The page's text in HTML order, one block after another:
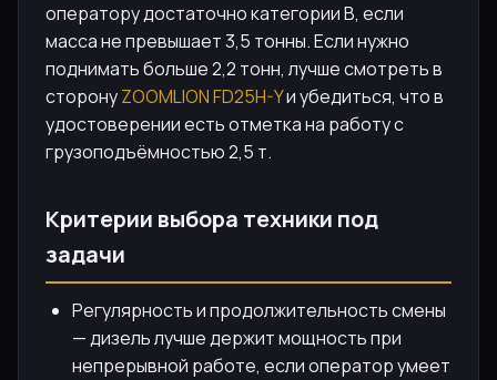
оператору достаточно категории B, если
масса не превышает 3,5 тонны. Если нужно
поднимать больше 2,2 тонн, лучше смотреть в
сторонуZOOMLION FD25H-Yи убедиться, что в
удостоверении есть отметка на работу с
грузоподъёмностью 2,5 т.
Критерии выбора техники под
задачи
Регулярность и продолжительность смены
— дизель лучше держит мощность при
непрерывной работе, если оператор умеет